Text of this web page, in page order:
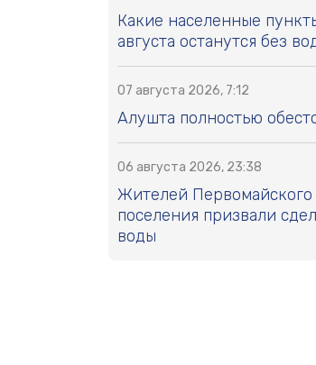
Какие населенные
августа останутся без
07 августа 2026, 7:12
Алушта полностью
06 августа 2026, 23:38
Жителей Первомайского
поселения призвали
воды